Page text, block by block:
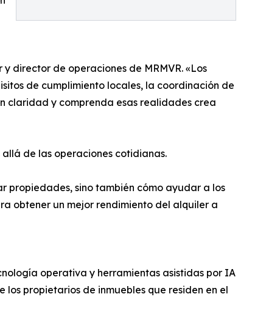
director de operaciones de MRMVR. «Los
de cumplimiento locales, la coordinación de
claridad y comprenda esas realidades crea
de las operaciones cotidianas.
propiedades, sino también cómo ayudar a los
obtener un mejor rendimiento del alquiler a
operativa y herramientas asistidas por IA
propietarios de inmuebles que residen en el